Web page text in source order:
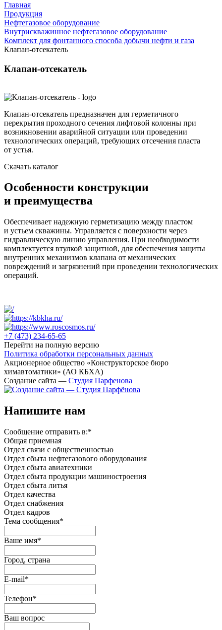
Главная
Продукция
Нефтегазовое оборудование
Внутрискважинное нефтегазовое оборудование
Комплект для фонтанного способа добычи нефти и газа
Клапан-отсекатель
Клапан-отсекатель
Клапан-отсекатель предназначен для герметичного
перекрытия проходного сечения лифтовой колонны при
возникновении аварийной ситуации или проведении
технологических операций, требующих отсечения пласта
от устья.
Скачать каталог
Особенности конструкции
и преимущества
Обеспечивает надежную герметизацию между пластом
и устьем скважины. Управляется с поверхности через
гидравлическую линию управления. При необходимости
комплектуется втулкой защитной, для обеспечения защиты
внутренних механизмов клапана от механических
повреждений и загрязнений при проведении технологических
операций.
+7 (473) 234-65-65
Перейти на полную версию
Политика обработки персональных данных
Акционерное общество «Конструкторское бюро
химавтоматики» (АО КБХА)
Создание сайта — Студия Парфенова
Напишите нам
Сообщение отправить в:*
Общая приемная
Отдел связи с общественностью
Oтдел сбыта нефтегазового оборудования
Отдел сбыта авиатехники
Отдел сбыта продукции машиностроения
Отдел сбыта литья
Отдел качества
Oтдел снабжения
Отдел кадров
Тема сообщения*
Ваше имя*
Город, страна
E-mail*
Телефон*
Ваш вопрос